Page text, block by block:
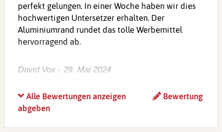
perfekt gelungen. In einer Woche haben wir dies
hochwertigen Untersetzer erhalten. Der
Aluminiumrand rundet das tolle Werbemittel
hervorragend ab.
David Vox - 29. Mai 2024
Uns hat man sehr schnell geholfen. Schnelle und
unkomplizierte Auftragsabwicklung und sehr
Alle Bewertungen anzeigen
Bewertung
abgeben